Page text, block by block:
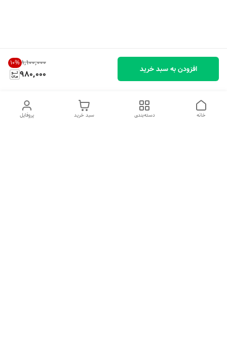
۱٬۱۰۰٬۰۰۰ 10%
980,000 افزودن به سبد خرید
پروفایل سبد خرید دسته‌بندی خانه